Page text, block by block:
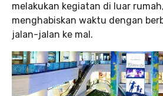
melakukan kegiatan di luar
menghabiskan waktu dengan
jalan-jalan ke mal.